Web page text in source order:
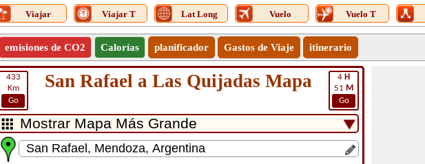
Viajar Viajar T Lat Long Vuelo Vuelo T
emisiones de CO2 Calorías planificador Gastos de Viaje itinerario
433
Km
Go
4 H
51 M
Go
San Rafael a Las Quijadas Mapa